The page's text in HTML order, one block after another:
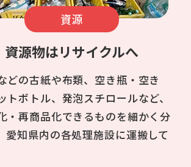
資源
資源物はリサイクルへ
どの古紙や布類、空き瓶・空き
トボトル、発泡スチロールなど、
・再商品化できるものを細かく分
愛知県内の各処理施設に運搬して